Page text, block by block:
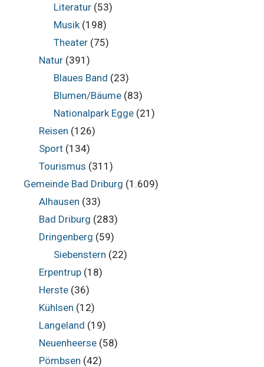
Literatur (53)
Musik (198)
Theater (75)
Natur(391)
Blaues Band (23)
Blumen/Bäume (83)
Nationalpark Egge (21)
Reisen (126)
Sport(134)
Tourismus (311)
Gemeinde Bad Driburg (1.609)
Alhausen (33)
Bad Driburg (283)
Dringenberg (59)
Siebenstern (22)
Erpentrup(18)
Herste(36)
Kühlsen (12)
Langeland (19)
Neuenheerse(58)
Pömbsen (42)